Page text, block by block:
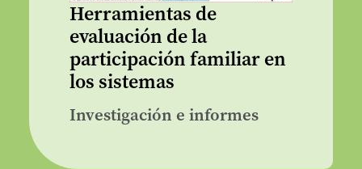
Herramientas de
evaluación de la
participación familiar en
los sistemas
Investigación e informes